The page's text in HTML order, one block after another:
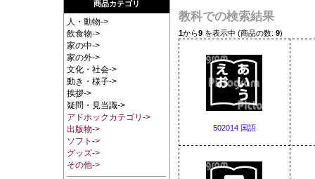
商品カテゴリ
人・動物->
飲食物->
家の中->
家の外->
文化・社会->
動き・様子->
挨拶->
疑問・見当識->
アドホックカテゴリ->
出版物->
ソフト->
グッズ->
その他->
教科での検索結果
1から9を表示中 (商品の数: 9)
502014 国語